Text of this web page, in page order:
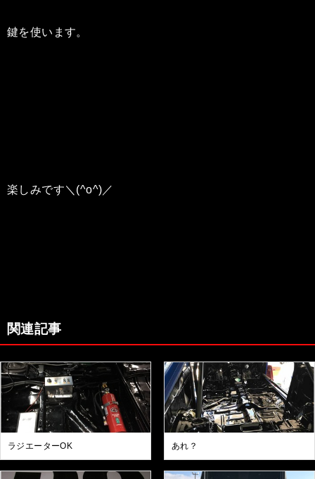
鍵を使います。
楽しみです＼(^o^)／
関連記事
ラジエーターOK あれ？